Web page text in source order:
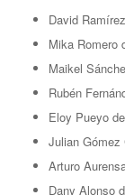
David
Mika Romero
Maikel
Rubén
Eloy Pueyo
Julian Gómez
Arturo
Dany Alonso